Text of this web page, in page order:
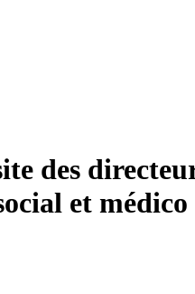
des
et